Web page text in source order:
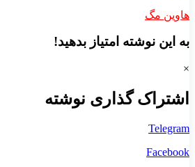
هاوین مگ
به این نوشته امتیاز بدهید!
×
اشتراک گذاری نوشته
Telegram
Facebook